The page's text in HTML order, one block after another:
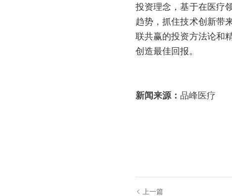
投资理念，基于在医疗
趋势，抓住技术创新带
联共赢的投资方法论和
创造最佳回报。
新闻来源： 品峰医疗
上一篇